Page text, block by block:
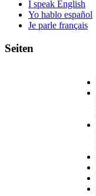
I speak English
Yo hablo español
Je parle français
Seiten